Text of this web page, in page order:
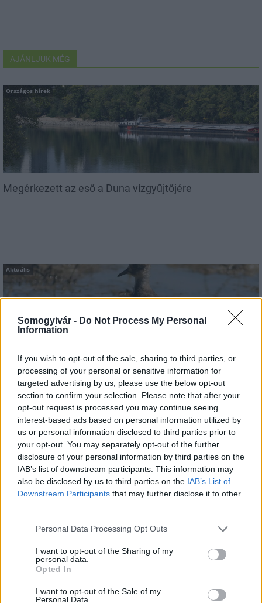
Somogyivár - Do Not Process My Personal
Information
If you wish to opt-out of the sale, sharing to third parties, or
processing of your personal or sensitive information for
targeted advertising by us, please use the below opt-out
section to confirm your selection. Please note that after your
opt-out request is processed you may continue seeing
interest-based ads based on personal information utilized by
us or personal information disclosed to third parties prior to
your opt-out. You may separately opt-out of the further
disclosure of your personal information by third parties on the
IAB’s list of downstream participants. This information may
also be disclosed by us to third parties on the IAB’s List of
Downstream Participants that may further disclose it to other
Please note that this website/app uses one or more Google
not limited to your visit or usage behaviour. You may click to
grant or deny consent to Google and its third-party tags to
use your data for below specified purposes in below Google
consent section.
Personal Data Processing Opt Outs
I want to opt-out of the Sharing of my
personal data.
Opted In
I want to opt-out of the Sale of my
Personal Data.
AJÁNLJUK MÉG
Országos hírek
Megérkezett az eső a Duna vízgyűjtőjére
Aktuális
Hőség és vízhiány - itatók feltöltésével segítik a
vadállományt a somogyi erdőkben
Helyi hírek
Amire többmillióan vártunk: szombattól másodfokúra
csökken a riasztás